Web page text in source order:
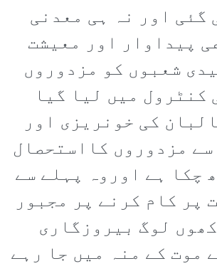
گئی اور نہ ہی معدنی
پیداوار اور معیشت
شعبوں کو مزدوروں
کنٹرول میں لیا گیا
کی خونریزی اور
مزدوروں کااستحصال
چکا ہے اوروہ پہلے سے
پر کام کرنے پر مجبور
لوگ بیروزگاری
موت کے منہ میں جا رہے